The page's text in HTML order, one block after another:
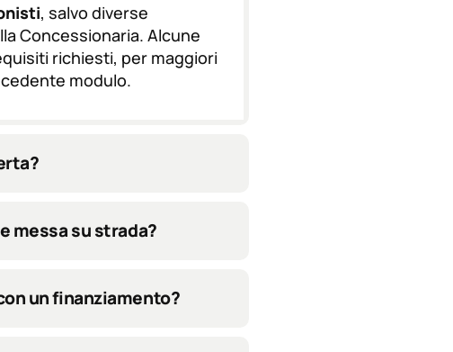
, salvo diverse
Concessionaria. Alcune
richiesti, per maggiori
modulo.
messa su strada?
un finanziamento?